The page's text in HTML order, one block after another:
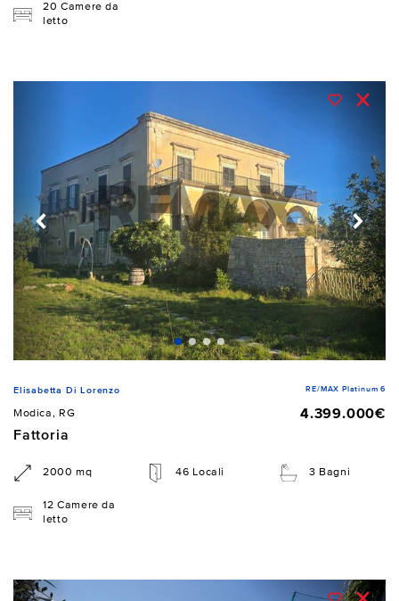
20 Camere da
letto
Elisabetta Di Lorenzo RE/MAX Platinum 6
Modica, RG
4.399.000€
Fattoria
2000 mq 46 Locali 3 Bagni
12 Camere da
letto